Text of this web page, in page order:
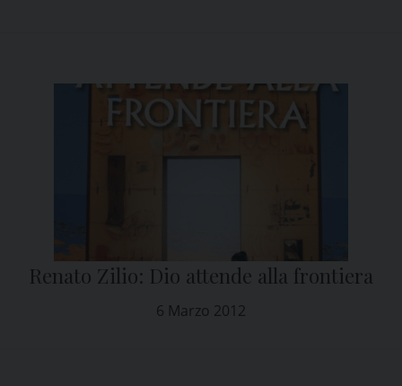
6 Marzo 2012
Renato Zilio: Dio attende alla frontiera